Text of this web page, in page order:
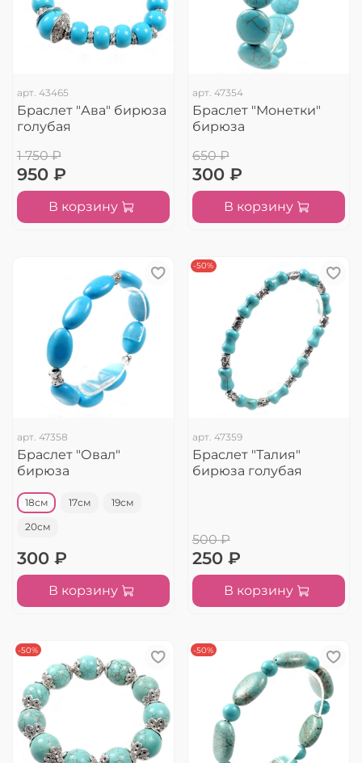
арт. 43465
Браслет "Ава" бирюза
голубая
1 750 ₽
950 ₽
В корзину
арт. 47354
Браслет "Монетки"
бирюза
650 ₽
300 ₽
В корзину
арт. 47358
Браслет "Овал"
бирюза
18см 17см 19см
20см
300 ₽
В корзину
-50%
арт. 47359
Браслет "Талия"
бирюза голубая
500 ₽
250 ₽
В корзину
-50% -50%